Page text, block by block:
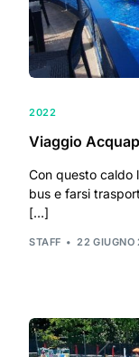
2022
Viaggio
Con questo caldo
bus e farsi
[…]
STAFF 22 GIUGNO